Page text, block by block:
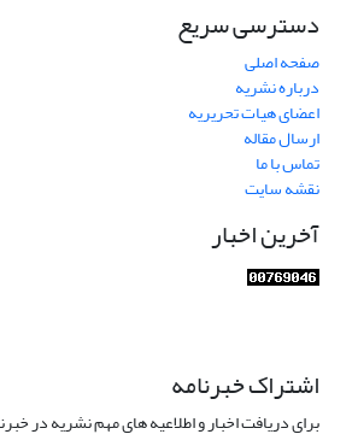
دسترسی سریع
صفحه اصلی
درباره نشریه
اعضای هیات تحریریه
ارسال مقاله
تماس با ما
نقشه سایت
آخرین اخبار
اشتراک خبرنامه
برای دریافت اخبار و اطلاعیه های مهم نشریه در